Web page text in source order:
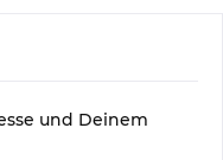
und Deinem